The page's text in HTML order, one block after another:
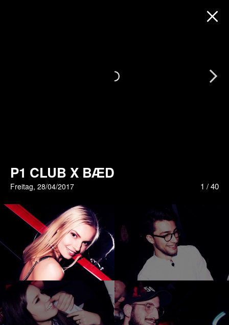
P1 CLUB X BÆD
Freitag, 28/04/2017 1 /40